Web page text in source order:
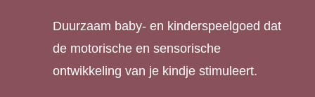
Duurzaam baby- en kinderspeelgoed dat
de motorische en sensorische
ontwikkeling van je kindje stimuleert.